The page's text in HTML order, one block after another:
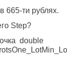
665-ти рублях.
Step?
double
One_Lot